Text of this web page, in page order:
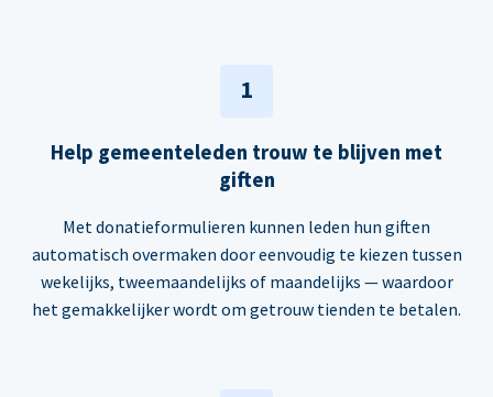
1
Help gemeenteleden trouw te blijven met
giften
Met donatieformulieren kunnen leden hun giften
automatisch overmaken door eenvoudig te kiezen tussen
wekelijks, tweemaandelijks of maandelijks — waardoor
het gemakkelijker wordt om getrouw tienden te betalen.